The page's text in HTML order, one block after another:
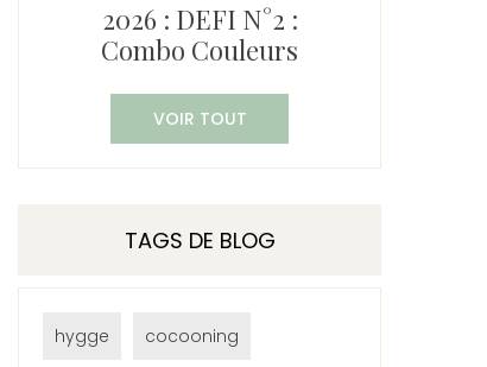
2026 : DEFI N°2 :
Combo Couleurs
VOIR TOUT
TAGS DE BLOG
hygge cocooning